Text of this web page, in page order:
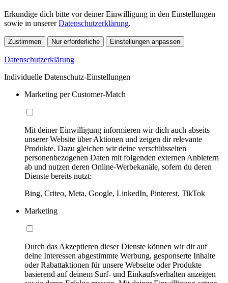
Erkundige dich bitte vor deiner Einwilligung in den Einstellungen
sowie in unsererDatenschutzerklärung.
Zustimmen Nur erforderliche Einstellungen anpassen
Datenschutzerklärung
Individuelle Datenschutz-Einstellungen
Marketing per Customer-Match
Mit deiner Einwilligung informieren wir dich auch abseits
unserer Website über Aktionen und zeigen dir relevante
Produkte. Dazu gleichen wir deine verschlüsselten
personenbezogenen Daten mit folgenden externen Anbietern
ab und nutzen deren Online-Werbekanäle, sofern du deren
Dienste bereits nutzt:
Bing, Criteo, Meta, Google, LinkedIn, Pinterest, TikTok
Marketing
Durch das Akzeptieren dieser Dienste können wir dir auf
deine Interessen abgestimmte Werbung, gesponserte Inhalte
oder Rabattaktionen für unsere Webseite oder Produkte
basierend auf deinem Surf- und Einkaufsverhalten anzeigen